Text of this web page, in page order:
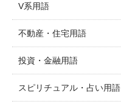
V系用語
不動産・住宅用語
投資・金融用語
スピリチュアル・占い用語